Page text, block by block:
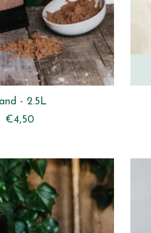
- 2.5L
€4,50